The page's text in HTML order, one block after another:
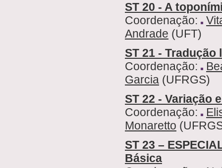
ST 20 - A
Coordenação:
Andrade (UFT)
ST 21 - Tradução
Coordenação:
Garcia (UFRGS)
ST 22 - Variação
Coordenação:
Monaretto
ST 23 –
Básica